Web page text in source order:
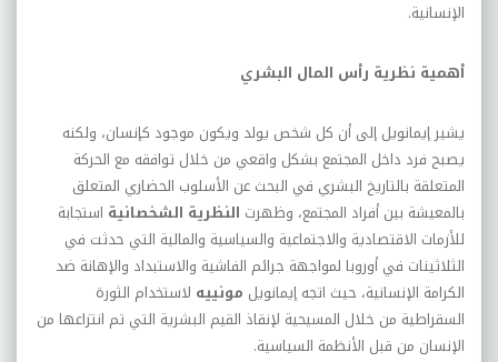
الإنسانية.
أهمية نظرية رأس المال البشري
يشير إيمانويل إلى أن كل شخص يولد ويكون موجود كإنسان، ولكنه
يصبح فرد داخل المجتمع بشكل واقعي من خلال توافقه مع الحركة
المتعلقة بالتاريخ البشري في البحث عن الأسلوب الحضاري المتعلق
بالمعيشة بين أفراد المجتمع، وظهرت النظرية الشخصانية استجابة
للأزمات الاقتصادية والاجتماعية والسياسية والمالية التي حدثت في
الثلاثينات في أوروبا لمواجهة جرائم الفاشية والاستبداد والإهانة ضد
الكرامة الإنسانية، حيث اتجه إيمانويل مونييه لاستخدام الثورة
السقراطية من خلال المسيحية لإنقاذ القيم البشرية التي تم انتزاعها من
الإنسان من قبل الأنظمة السياسية.